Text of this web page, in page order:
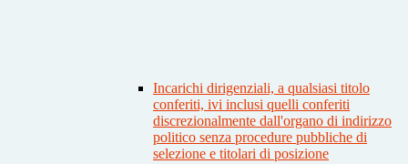
Incarichi dirigenziali, a qualsiasi titolo
conferiti, ivi inclusi quelli conferiti
discrezionalmente dall'organo di indirizzo
politico senza procedure pubbliche di
selezione e titolari di posizione